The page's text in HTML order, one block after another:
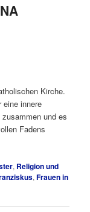
Kirche.
innere
und es
Fadens
, Religion und
,Frauen in